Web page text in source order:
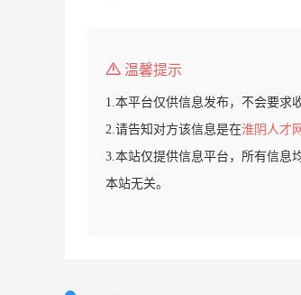
温馨提示
1.本平台仅供信息发布，不会要求
2.请告知对方该信息是在淮阴人才网
3.本站仅提供信息平台，所有信息
本站无关。